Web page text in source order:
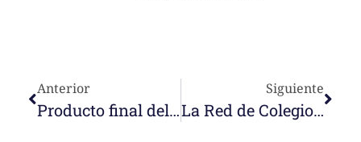
Anterior
Producto final del intercambio Nazaret Cameroun y Colegio Montserrat
Siguiente
La Red de Colegios Nazaret se enriquece y fortalece